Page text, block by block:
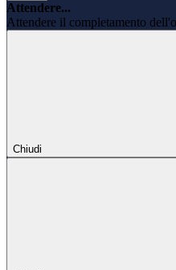
Attendere...
Attendere il completamento
Chiudi